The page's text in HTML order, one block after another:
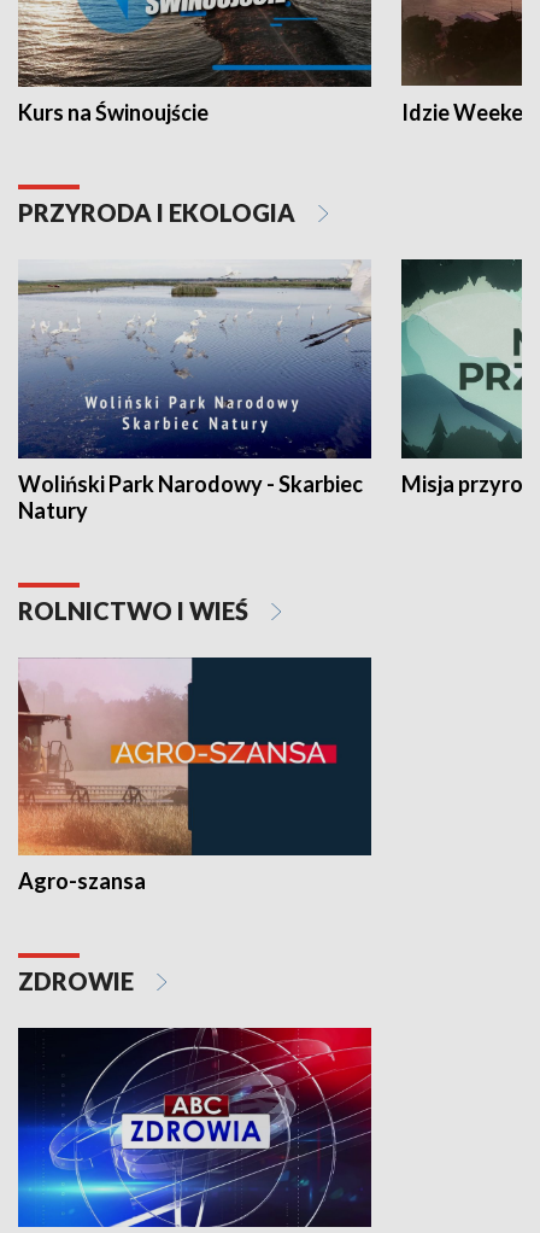
Kurs na Świnoujście Idzie
PRZYRODA I EKOLOGIA
Woliński Park Narodowy - Skarbiec
Natury
Misja
ROLNICTWO I WIEŚ
Agro-szansa
ZDROWIE